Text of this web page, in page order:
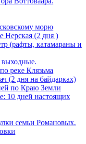
морю
Нерская (2 дня )
(рафты, катамараны и
выходные.
реке Клязьма
(2 дня на байдарках)
по Краю Земли
10 дней настоящих
семьи Романовых.